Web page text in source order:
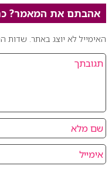
אהבתם את המאמר?
האימייל לא יוצג באתר. שדות